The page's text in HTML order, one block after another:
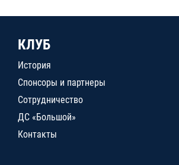
КЛУБ
История
Спонсоры и партнеры
Сотрудничество
ДС «Большой»
Контакты